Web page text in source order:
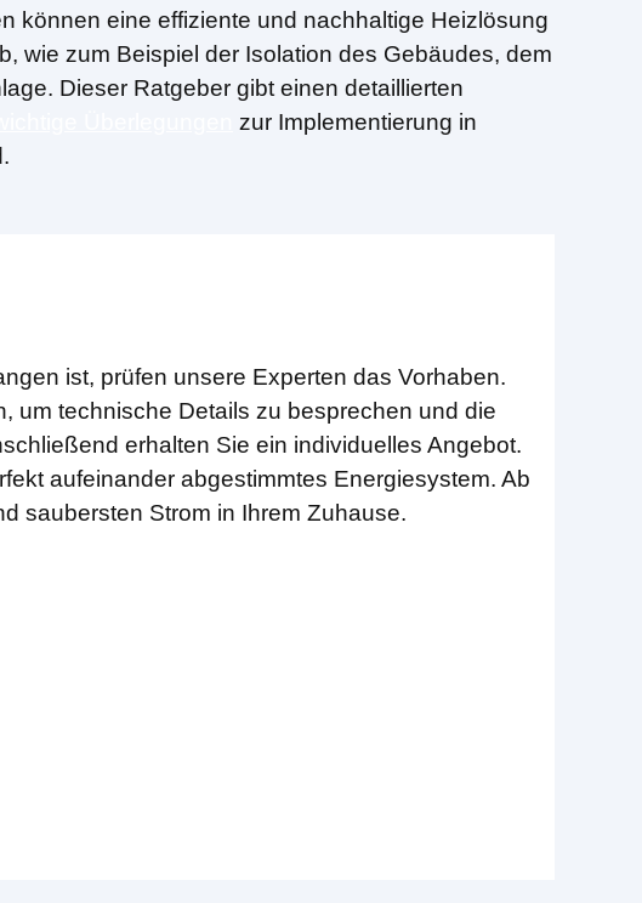
können eine effiziente und nachhaltige Heizlösung
wie zum Beispiel der Isolation des Gebäudes, dem
Dieser Ratgeber gibt einen detaillierten
zur Implementierung in
ist, prüfen unsere Experten das Vorhaben.
um technische Details zu besprechen und die
erhalten Sie ein individuelles Angebot.
aufeinander abgestimmtes Energiesystem. Ab
saubersten Strom in Ihrem Zuhause.